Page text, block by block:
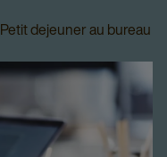
Petit dejeuner au bureau